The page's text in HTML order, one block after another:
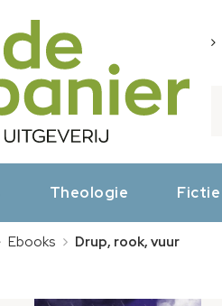
Theologie Fictie
Ebooks Drup, rook, vuur